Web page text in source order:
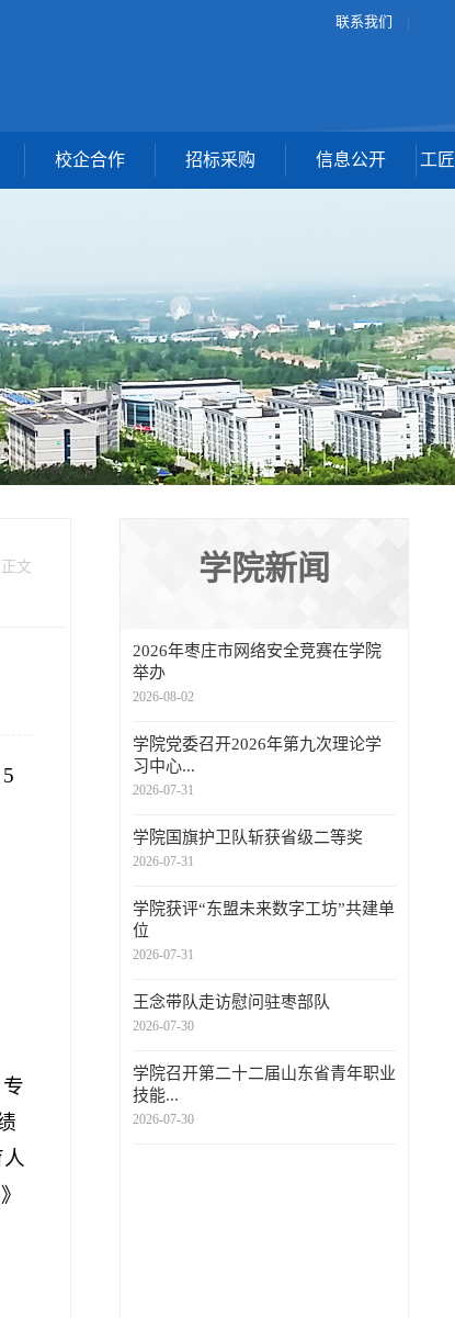
联系我们
校企合作 招标采购 信息公开 工
学院新闻
2026年枣庄市网络安全竞赛在学院
举办
2026-08-02
学院党委召开2026年第九次理论学
习中心...
2026-07-31
学院国旗护卫队斩获省级二等奖
2026-07-31
学院获评“东盟未来数字工坊”共建单
位
2026-07-31
王念带队走访慰问驻枣部队
2026-07-30
学院召开第二十二届山东省青年职业
技能...
2026-07-30
文